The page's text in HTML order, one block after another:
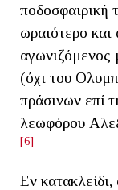
ποδοσφαιρική
ωραιότερο και
(όχι του
πράσινων επί
λεωφόρου
[6]
Εν